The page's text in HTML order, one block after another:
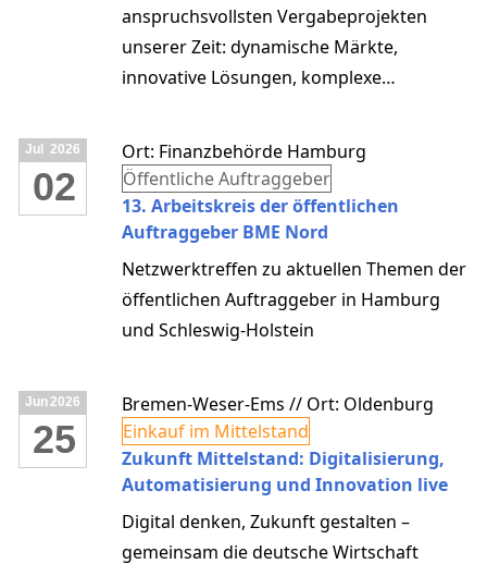
anspruchsvollsten Vergabeprojekten
unserer Zeit: dynamische Märkte,
innovative Lösungen, komplexe
und Rechtssicherheit. Doch wann sind
Verhandlungen im Vergabeverfahren
sinnvoll – und vor allem: wann sind sie
zulässig? In diesem kompakten und
praxisnahen Vortrag erhalten Sie
wertvolle Einblicke in die erfolgreiche
Verhandlungen im Vergabeverfahren
rechtssicher eingesetzt werden können.
✔ Welche vergaberechtlichen Grenzen
Anforderungen im Verfahren geschärft
Jul 2026
02
Ort: Finanzbehörde Hamburg
Öffentliche Auftraggeber
13. Arbeitskreis der öffentlichen
Auftraggeber BME Nord
Netzwerktreffen zu aktuellen Themen der
öffentlichen Auftraggeber in Hamburg
und Schleswig-Holstein
Jun2026
25
Bremen-Weser-Ems // Ort: Oldenburg
Einkauf im Mittelstand
Zukunft Mittelstand: Digitalisierung,
Automatisierung und Innovation live
Digital denken, Zukunft gestalten –
gemeinsam die deutsche Wirtschaft